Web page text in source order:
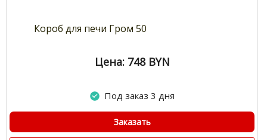
Короб для печи Гром 50
Цена: 748 BYN
Под заказ 3 дня
Заказать